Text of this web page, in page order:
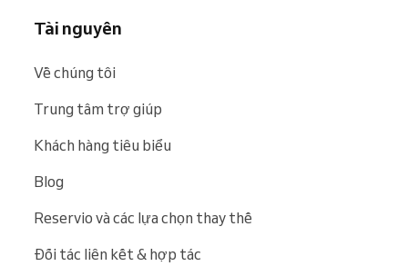
Tài nguyên
Về chúng tôi
Trung tâm trợ giúp
Khách hàng tiêu biểu
Blog
Reservio và các lựa chọn thay thế
Đối tác liên kết & hợp tác